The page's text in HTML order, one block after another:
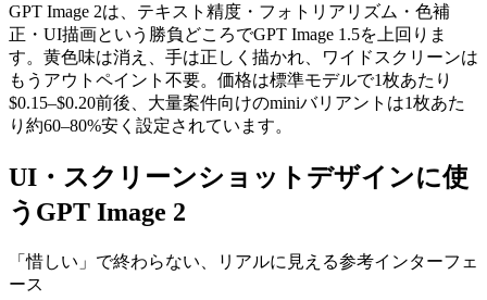
GPT Image 2は、テキスト精度・フォトリアリズム・色補
正・UI描画という勝負どころでGPT Image 1.5を上回りま
す。黄色味は消え、手は正しく描かれ、ワイドスクリーンは
もうアウトペイント不要。価格は標準モデルで1枚あたり
$0.15–$0.20前後、大量案件向けのminiバリアントは1枚あた
り約60–80%安く設定されています。
UI・スクリーンショットデザインに使
うGPT Image 2
「惜しい」で終わらない、リアルに見える参考インターフェ
ース